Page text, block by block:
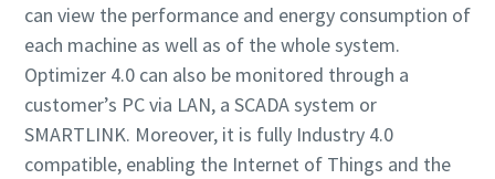
can view the performance and energy consumption of
each machine as well as of the whole system.
Optimizer 4.0 can also be monitored through a
customer’s PC via LAN, a SCADA system or
SMARTLINK. Moreover, it is fully Industry 4.0
compatible, enabling the Internet of Things and the